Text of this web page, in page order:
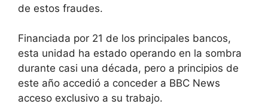
de estos fraudes.
Financiada por 21 de los principales bancos,
esta unidad ha estado operando en la sombra
durante casi una década, pero a principios de
este año accedió a conceder a BBC News
acceso exclusivo a su trabajo.